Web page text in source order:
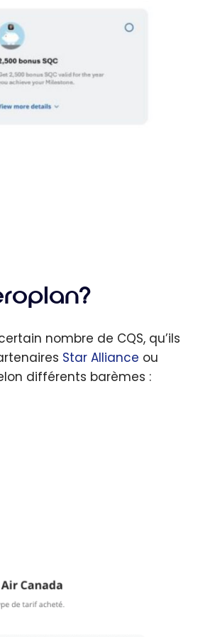
nombre de CQS, qu’ils
Star Alliance ou
différents barèmes :